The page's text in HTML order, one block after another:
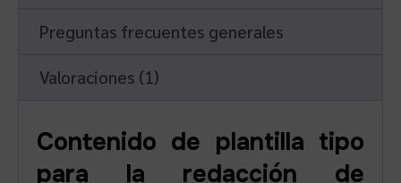
Preguntas frecuentes generales
Valoraciones (1)
Contenido de plantilla tipo
para la redacción de